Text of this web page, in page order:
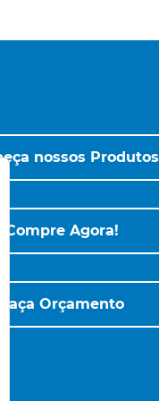
nossos Produtos
Compre Agora!
Faça Orçamento